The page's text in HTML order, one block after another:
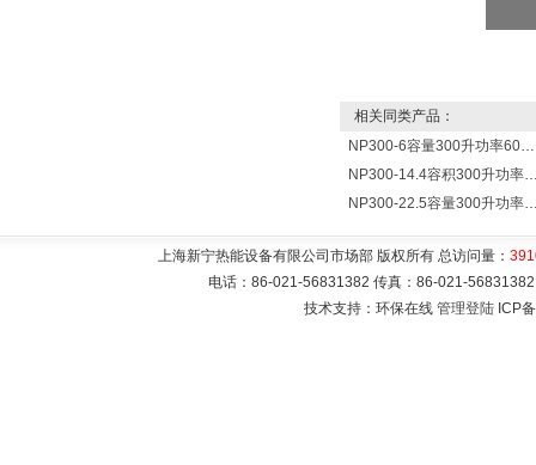
相关同类产品：
NP300-6容量300升功率6000瓦贮水式电热水器 热水锅炉
NP300-14.4容积300升功率14400瓦蓄
NP300-22.5容量300升功率22500瓦储
上海新宁热能设备有限公司市场部 版权所有 总访问量：
电话：86-021-56831382 传真：86-021-
技术支持：环保在线 管理登陆 ICP